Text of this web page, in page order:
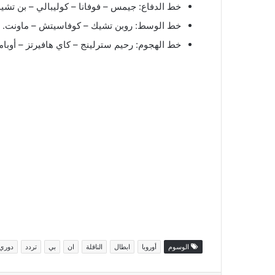
خط الدفاع: جيمس – فوفانا – كوليبالي – بن
خط الوسط: روبن تشيك – كوفاسيتش – ماونت.
خط الهجوم: رحيم سترلينج – كاي هافيرتز –
الوسوم أوروبا ابطال الناقلة ان بي تردد